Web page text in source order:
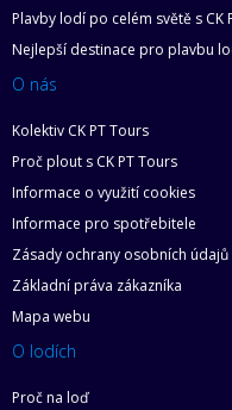
Plavby lodí po celém světě s CK
Nejlepší destinace pro plavbu
O nás
Kolektiv CK PT Tours
Proč plout s CK PT Tours
Informace o využití cookies
Informace pro spotřebitele
Zásady ochrany osobních údajů
Základní práva zákazníka
Mapa webu
O lodích
Proč na loď